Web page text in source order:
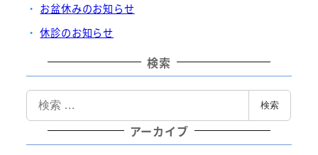
お盆休みのお知らせ
休診のお知らせ
検索
検
索
検索
アーカイブ